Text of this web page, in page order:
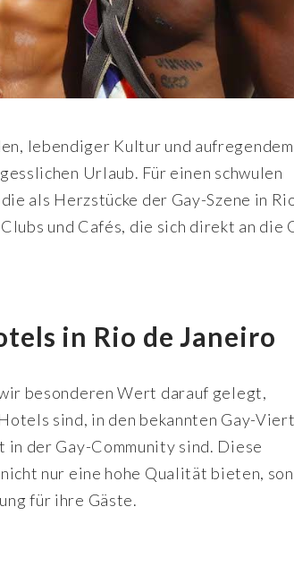
lebendiger Kultur und aufregendem
Urlaub. Für einen schwulen
als Herzstücke der Gay-Szene in
und Cafés, die sich direkt an die
in Rio de Janeiro
besonderen Wert darauf gelegt,
sind, in den bekannten Gay-
der Gay-Community sind. Diese
nur eine hohe Qualität bieten,
für ihre Gäste.